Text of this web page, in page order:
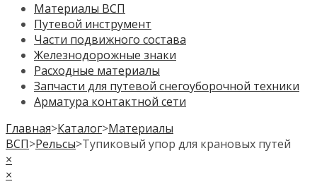
Материалы ВСП
Путевой инструмент
Части подвижного состава
Железнодорожные знаки
Расходные материалы
Запчасти для путевой снегоуборочной техники
Арматура контактной сети
Главная>Каталог>Материалы
ВСП>Рельсы>Тупиковый упор для крановых путей
×
×